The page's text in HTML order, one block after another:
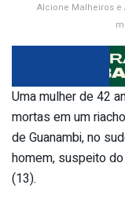
Alcione Malheiros
Uma mulher de 42
mortas em um
de Guanambi, no
homem, suspeito
(13).